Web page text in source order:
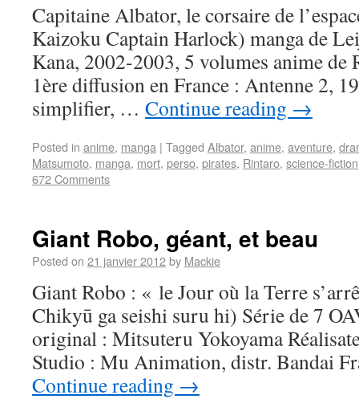
Capitaine Albator, le corsaire de
Kaizoku Captain Harlock) manga de
Kana, 2002-2003, 5 volumes anime de
1ère diffusion en France : Antenne 2,
simplifier, … Continue reading →
Posted in anime, manga | Tagged Albator, anime, aventure,
Matsumoto, manga, mort, perso, pirates, Rintaro, science-fiction
672 Comments
Giant Robo, géant, et beau
Posted on 21 janvier 2012by Mackie
Giant Robo : « le Jour où la Terre
Chikyū ga seishi suru hi) Série de 7
original : Mitsuteru Yokoyama
Studio : Mu Animation, distr. Bandai
Continue reading →